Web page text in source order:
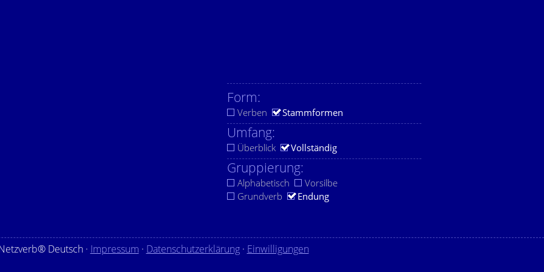
Form:
Verben Stammformen
Umfang:
Überblick Vollständig
Gruppierung:
Alphabetisch
Vorsilbe
Grundverb
Endung
Deutsch · Impressum · Datenschutzerklärung· Einwilligungen